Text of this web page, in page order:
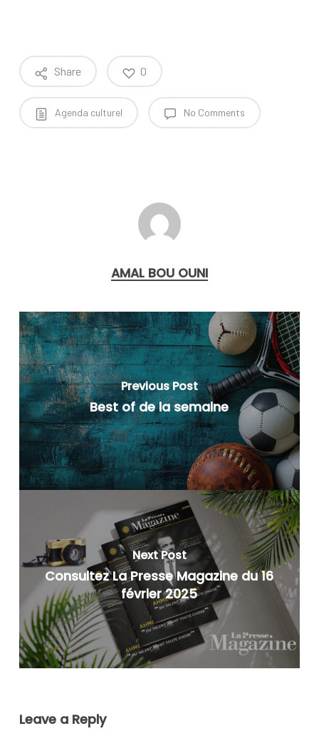
Share 0
Agenda culturel No Comments
AMAL BOU OUNI
Previous Post
Best of de la semaine
Next Post
Consultez La Presse Magazine du 16
février 2025
Leave a Reply